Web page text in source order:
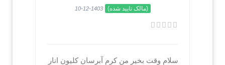
(مالک تایید شده) 1403-12-10
سلام وقت بخیر من کرم آبرسان کلیون انار